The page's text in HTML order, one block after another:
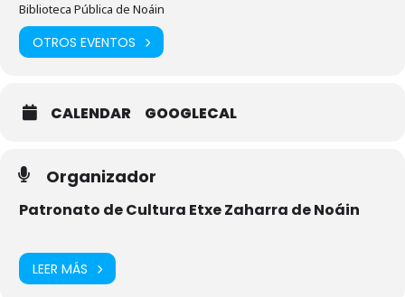
Biblioteca Pública de Noáin
OTROS EVENTOS
CALENDAR GOOGLECAL
Organizador
Patronato de Cultura Etxe Zaharra de Noáin
LEER MÁS